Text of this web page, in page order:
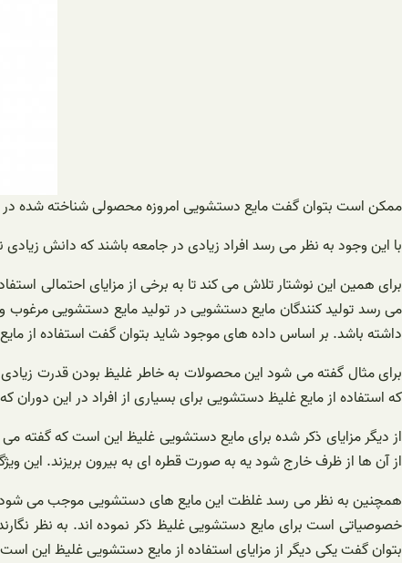
ممکن است بتوان گفت مایع دستشویی امروزه محصولی شناخته شده
با این وجود به نظر می رسد افراد زیادی در جامعه باشند که دانش
برای همین این نوشتار تلاش می کند تا به برخی از مزایای احتمالی
می رسد تولید کنندگان مایع دستشویی در تولید مایع دستشویی
داشته باشد. بر اساس داده های موجود شاید بتوان گفت استفاده از
برای مثال گفته می شود این محصولات به خاطر غلیظ بودن قدرت زیادی
که استفاده از مایع غلیظ دستشویی برای بسیاری از افراد در این
از دیگر مزایای ذکر شده برای مایع دستشویی غلیظ این است که گفته
از آن ها از ظرف خارج شود یه به صورت قطره ای به بیرون بریزند.
همچنین به نظر می رسد غلظت این مایع های دستشویی موجب می شود در
خصوصیاتی است برای مایع دستشویی غلیظ ذکر نموده اند. به نظر
بتوان گفت یکی دیگر از مزایای استفاده از مایع دستشویی غلیظ این